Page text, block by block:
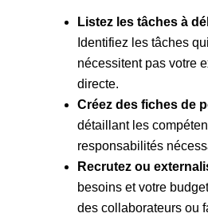
Listez les tâches à
Identifiez les tâches
nécessitent pas votre
directe.
Créez des fiches de
détaillant les
responsabilités
Recrutez ou
besoins et votre
des collaborateurs ou